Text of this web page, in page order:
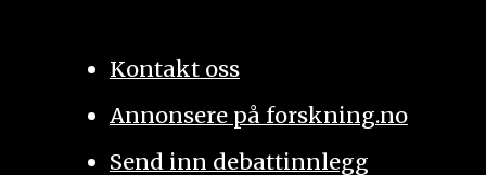
Kontakt oss
Annonsere på forskning.no
Send inn debattinnlegg